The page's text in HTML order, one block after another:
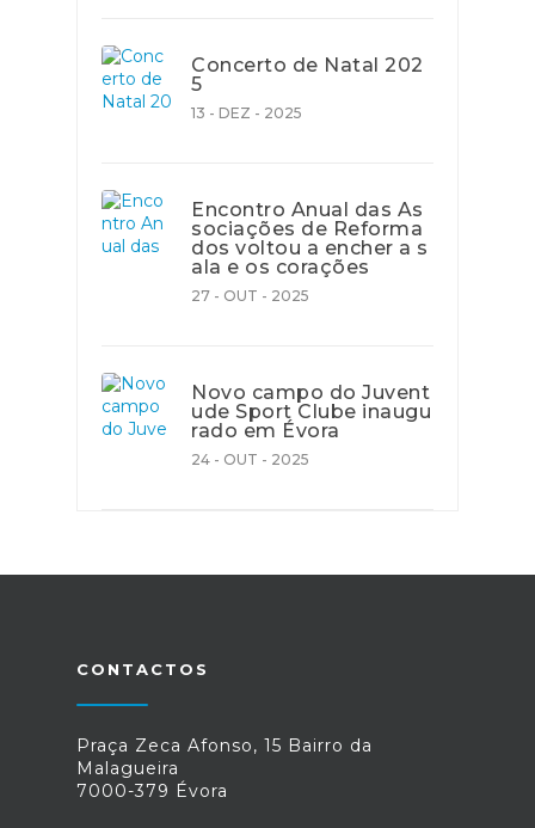
Concerto de Natal 202
5
13 - DEZ - 2025
Encontro Anual das As
sociações de Reforma
dos voltou a encher a s
ala e os corações
27 - OUT - 2025
Novo campo do Juvent
ude Sport Clube inaugu
rado em Évora
24 - OUT - 2025
CONTACTOS
Praça Zeca Afonso, 15 Bairro da
Malagueira
7000-379 Évora